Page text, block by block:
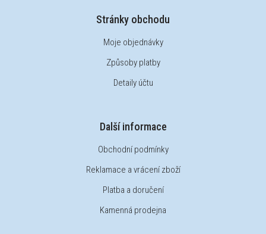
Stránky obchodu
Moje objednávky
Způsoby platby
Detaily účtu
Další informace
Obchodní podmínky
Reklamace a vrácení zboží
Platba a doručení
Kamenná prodejna